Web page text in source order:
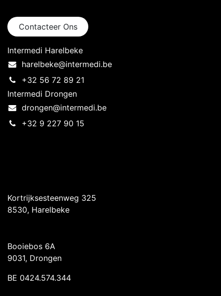
Contacteer Ons
Intermedi Harelbeke
harelbeke@intermedi.be
+32 56 72 89 21
Intermedi Drongen
drongen@intermedi.be
+32 9 227 90 15
Kortrijksesteenweg 325
8530, Harelbeke
Booiebos 6A
9031, Drongen
BE 0424.574.344